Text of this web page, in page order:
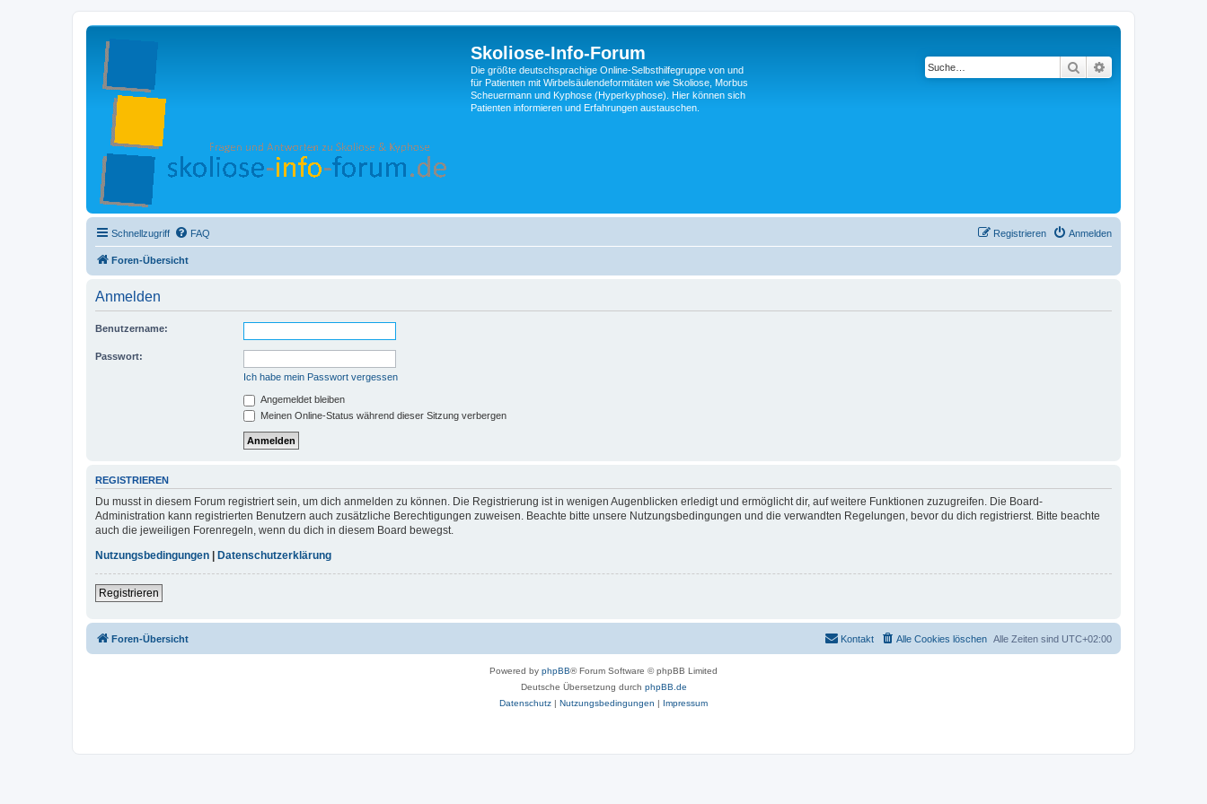
Skoliose-Info-Forum
Die größte deutschsprachige Online-Selbsthilfegruppe von und
für Patienten mit Wirbelsäulendeformitäten wie Skoliose, Morbus
Scheuermann und Kyphose (Hyperkyphose). Hier können sich
Patienten informieren und Erfahrungen austauschen.
Suche
Schnellzugriff FAQ Anmelden
Registrieren
Foren-Übersicht
Anmelden
Benutzername:
Passwort:
Ich habe mein Passwort vergessen
Angemeldet bleiben
Meinen Online-Status während dieser Sitzung verbergen
REGISTRIEREN
Du musst in diesem Forum registriert sein, um dich anmelden zu können. Die Registrierung ist in wenigen Augenblicken erledigt und ermöglicht dir, auf weitere Funktionen zuzugreifen. Die Board-
Administration kann registrierten Benutzern auch zusätzliche Berechtigungen zuweisen. Beachte bitte unsere Nutzungsbedingungen und die verwandten Regelungen, bevor du dich registrierst. Bitte beachte
auch die jeweiligen Forenregeln, wenn du dich in diesem Board bewegst.
Nutzungsbedingungen | Datenschutzerklärung
Registrieren
Foren-Übersicht Alle Zeiten sind UTC+02:00
Alle Cookies löschen
Kontakt
Powered by phpBB® Forum Software © phpBB Limited
Deutsche Übersetzung durch phpBB.de
Datenschutz | Nutzungsbedingungen | Impressum